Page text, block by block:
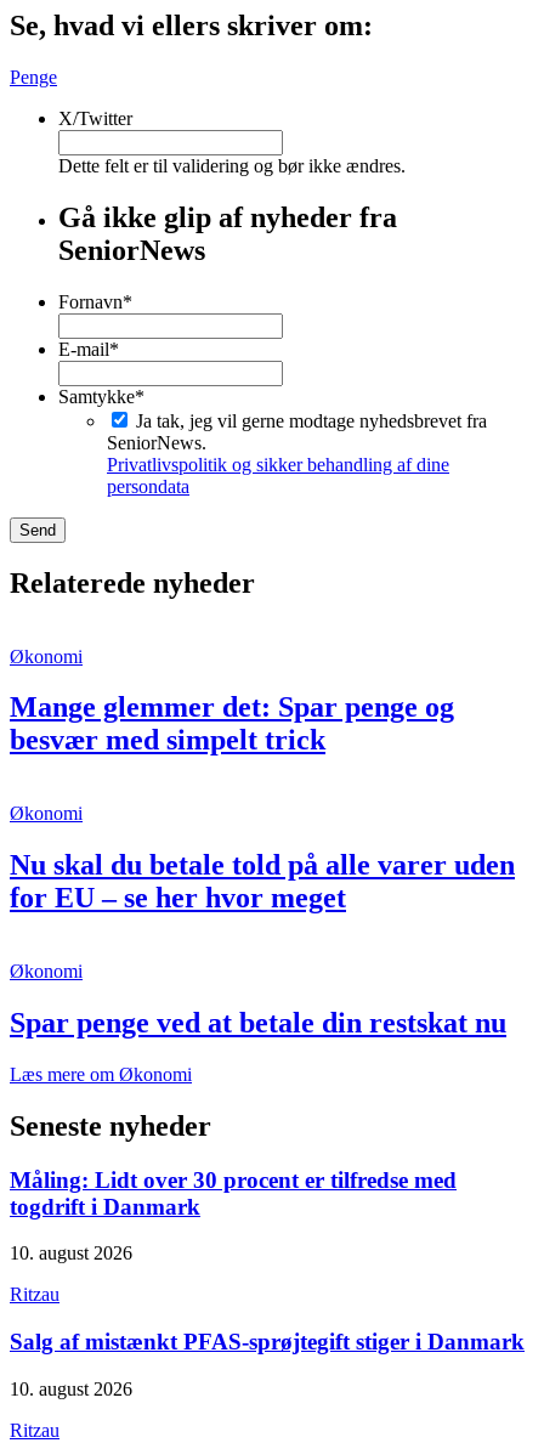
Se, hvad vi ellers skriver om:
Penge
X/Twitter
Dette felt er til validering og bør ikke ændres.
Gå ikke glip af nyheder fra
SeniorNews
Fornavn*
E-mail*
Samtykke*
Ja tak, jeg vil gerne modtage nyhedsbrevet fra
SeniorNews.
Privatlivspolitik og sikker behandling af dine
persondata
Relaterede nyheder
Økonomi
Mange glemmer det: Spar penge og
besvær med simpelt trick
Økonomi
Nu skal du betale told på alle varer uden
for EU – se her hvor meget
Økonomi
Spar penge ved at betale din restskat nu
Læs mere om Økonomi
Seneste nyheder
Måling: Lidt over 30 procent er tilfredse med
togdrift i Danmark
10. august 2026
Ritzau
Salg af mistænkt PFAS-sprøjtegift stiger i Danmark
10. august 2026
Ritzau